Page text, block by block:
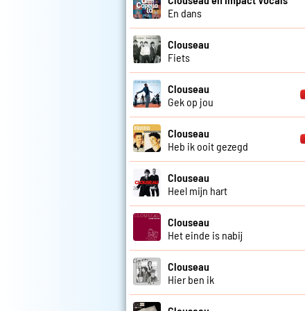
En dans
Clouseau
Fiets
Clouseau
Gek op jou
Clouseau
Heb ik ooit gezegd
Clouseau
Heel mijn hart
Clouseau
Het einde is nabij
Clouseau
Hier ben ik